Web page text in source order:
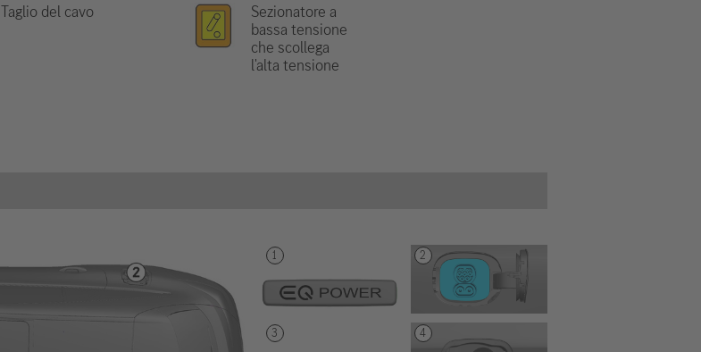
Taglio del cavo
Sezionatore a
bassa tensione
che scollega
l'alta tensione